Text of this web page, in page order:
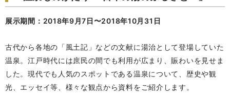
展示期間：2018年9月7日〜2018年10月31日
古代から各地の「風土記」などの文献に湯治として登場していた
温泉。江戸時代には庶民の間でも利用が広まり、賑わいを見せま
した。現代でも人気のスポットである温泉について、歴史や観
光、エッセイ等、様々な観点から資料をご紹介します。